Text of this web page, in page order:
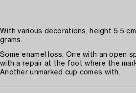
With various decorations, height 5.5
grams.
Some enamel loss. One with an open
with a repair at the foot where the
Another unmarked cup comes with.